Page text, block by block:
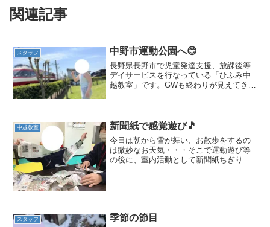
関連記事
スタッフ 中野市運動公園へ😊
長野県長野市で児童発達支援、放課後等
デイサービスを行なっている「ひふみ中
越教室」です。GWも終わりが見えてきま
たターザンロープコーナ...
中越教室 新聞紙で感覚遊び🎵
今日は朝から雪が舞い、お散歩をするの
は微妙なお天気・・・そこで運動遊び等
の後に、室内活動として新聞紙ちぎりを
スタッフ 季節の節目